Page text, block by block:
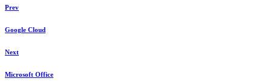
Prev
Google Cloud
Next
Microsoft Office